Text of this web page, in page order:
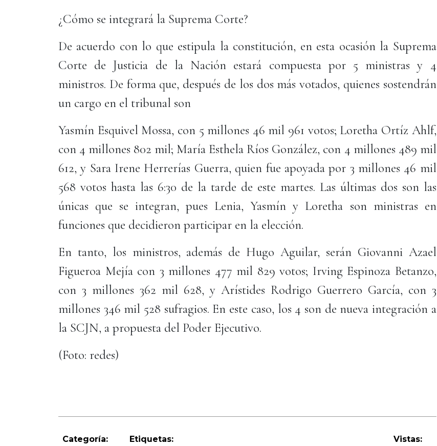
¿Cómo se integrará la Suprema Corte?
De acuerdo con lo que estipula la constitución, en esta ocasión la Suprema
Corte de Justicia de la Nación estará compuesta por 5 ministras y 4
ministros. De forma que, después de los dos más votados, quienes sostendrán
un cargo en el tribunal son
Yasmín Esquivel Mossa, con 5 millones 46 mil 961 votos; Loretha Ortíz Ahlf,
con 4 millones 802 mil; María Esthela Ríos González, con 4 millones 489 mil
612, y Sara Irene Herrerías Guerra, quien fue apoyada por 3 millones 46 mil
568 votos hasta las 6:30 de la tarde de este martes. Las últimas dos son las
únicas que se integran, pues Lenia, Yasmín y Loretha son ministras en
funciones que decidieron participar en la elección.
En tanto, los ministros, además de Hugo Aguilar, serán Giovanni Azael
Figueroa Mejía con 3 millones 477 mil 829 votos; Irving Espinoza Betanzo,
con 3 millones 362 mil 628, y Arístides Rodrigo Guerrero García, con 3
millones 346 mil 528 sufragios. En este caso, los 4 son de nueva integración a
la SCJN, a propuesta del Poder Ejecutivo.
(Foto: redes)
Categoría:
Etiquetas: Vistas: